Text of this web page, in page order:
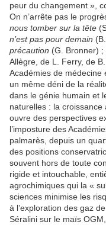
peur du changement »,
On n’arrête pas le
nous tomber sur la tête
n’est pas pour demain
précaution (G. Bronner) ;
Allègre, de L. Ferry, de
Académies de médecine
un même déni de la
dans le génie humain et
naturelles : la croissance
ouvre des perspectives
l’imposture des
palmarès, depuis un
des positions
souvent hors de toute
rigide et intouchable,
agrochimiques qui la «
sciences minimise les
à l’exploration des gaz
Séralini sur le maïs